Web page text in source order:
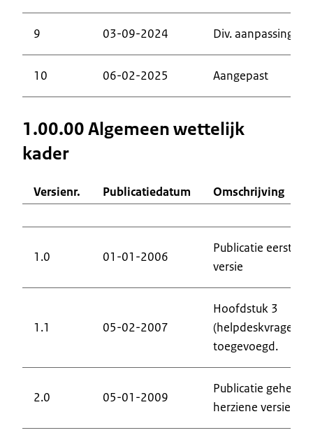
9 03-09-2024 Div. aanpassingen
10 06-02-2025 Aangepast
1.00.00 Algemeen wettelijk
kader
Versienr. Publicatiedatum Omschrijving
1.0 01-01-2006
Publicatie eerste
versie
1.1 05-02-2007
Hoofdstuk 3
(helpdeskvragen)
toegevoegd.
2.0 05-01-2009
Publicatie geheel
herziene versie